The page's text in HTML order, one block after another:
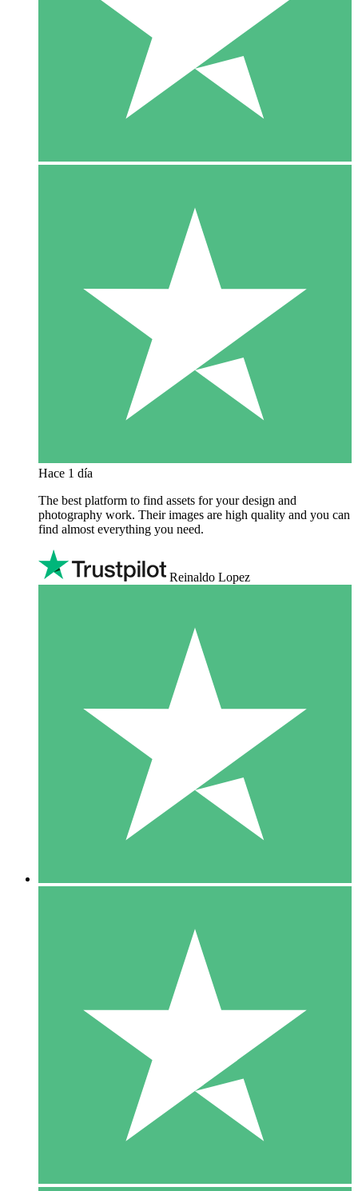
Hace 1 día
The best platform to find assets for your design and
photography work. Their images are high quality and you can
find almost everything you need.
Reinaldo Lopez